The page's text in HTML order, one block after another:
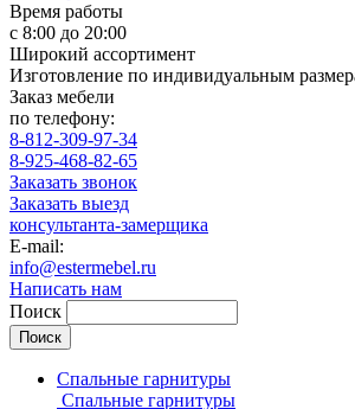
Время работы
с 8:00 до 20:00
Широкий ассортимент
Изготовление по индивидуальным
Заказ мебели
по телефону:
8-812-309-97-34
8-925-468-82-65
Заказать звонок
Заказать выезд
консультанта-замерщика
E-mail:
info@estermebel.ru
Написать нам
Поиск
Спальные гарнитуры
Спальные гарнитуры